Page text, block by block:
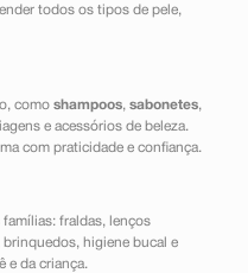
todos os tipos de pele,
como shampoos, sabonetes,
e acessórios de beleza.
com praticidade e confiança.
fraldas, lenços
higiene bucal e
e da criança.